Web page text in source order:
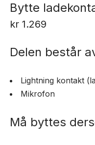
Bytte
kr 1.269
Delen består
Lightning kontakt
Mikrofon
Må byttes